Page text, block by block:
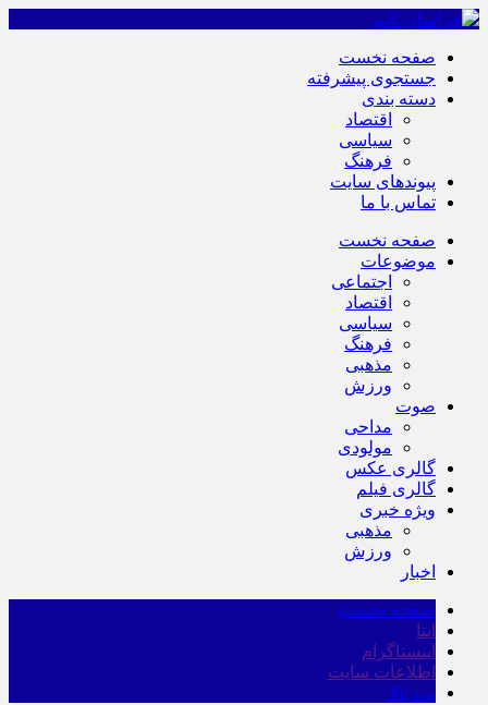
صفحه نخست
جستجوی پیشرفته
دسته بندی
اقتصاد
سیاسی
فرهنگ
پیوندهای سایت
تماس با ما
صفحه نخست
موضوعات
اجتماعی
اقتصاد
سیاسی
فرهنگ
مذهبی
ورزش
صوت
مداحی
مولودی
گالری عکس
گالری فیلم
ویژه خبری
مذهبی
ورزش
اخبار
صفحه نخست
ایتا
اینستاگرام
اطلاعات سایت
برو بالا